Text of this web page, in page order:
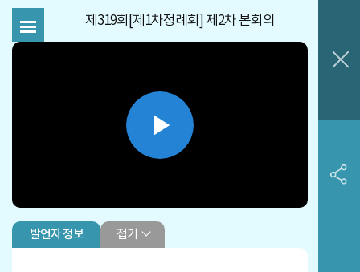
제319회[제1차정례회] 제2차 본회의
Play
Video
발언자 정보 접기